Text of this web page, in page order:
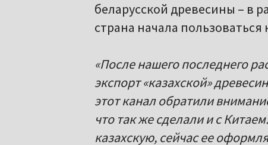
беларусской древесины – в
страна начала
«После нашего последнего
экспорт «казахской»
этот канал обратили
что так же сделали и с
казахскую, сейчас ее